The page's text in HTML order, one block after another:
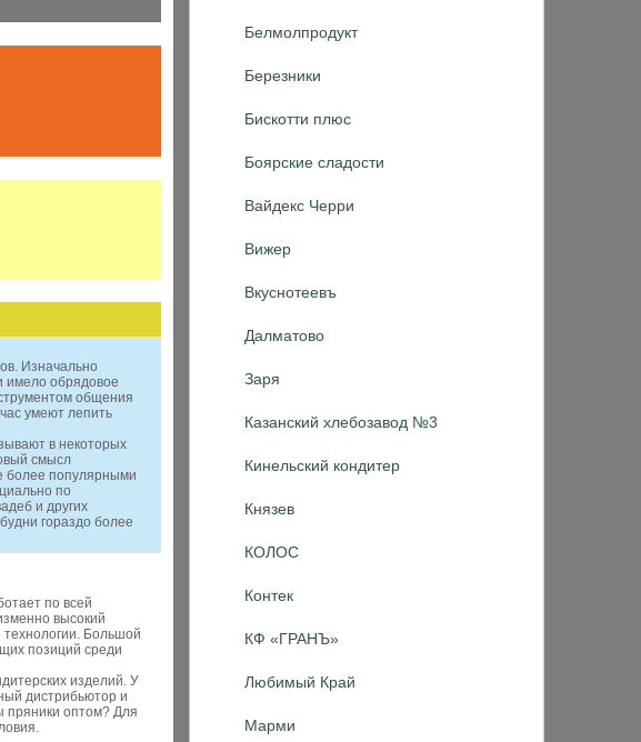
Белмолпродукт
Березники
Бискотти плюс
Боярские сладости
Вайдекс Черри
Вижер
Вкуснотеевъ
Далматово
Заря
Казанский хлебозавод №3
Кинельский кондитер
Князев
КОЛОС
Контек
КФ «ГРАНЪ»
Любимый Край
Марми
Изначально
имело обрядовое
общения
умеют лепить
в некоторых
смысл
более популярными
по
и других
гораздо более
по всей
высокий
технологии. Большой
позиций среди
изделий. У
дистрибьютор и
пряники оптом? Для